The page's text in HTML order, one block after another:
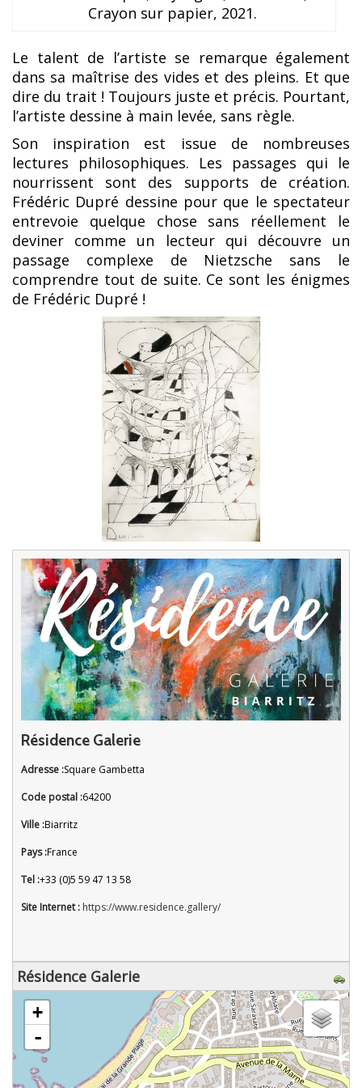
Crayon sur papier, 2021.
Le talent de l’artiste se remarque également
dans sa maîtrise des vides et des pleins. Et que
dire du trait ! Toujours juste et précis. Pourtant,
l’artiste dessine à main levée, sans règle.
Son inspiration est issue de nombreuses
lectures philosophiques. Les passages qui le
nourrissent sont des supports de création.
Frédéric Dupré dessine pour que le spectateur
entrevoie quelque chose sans réellement le
deviner comme un lecteur qui découvre un
passage complexe de Nietzsche sans le
comprendre tout de suite. Ce sont les énigmes
de Frédéric Dupré !
Résidence Galerie
Adresse :Square Gambetta
Code postal :64200
Ville :Biarritz
Pays :France
Tel :+33 (0)5 59 47 13 58
Site Internet : https://www.residence.gallery/
Résidence Galerie
chargement de la carte - veuillez patienter...
+
-